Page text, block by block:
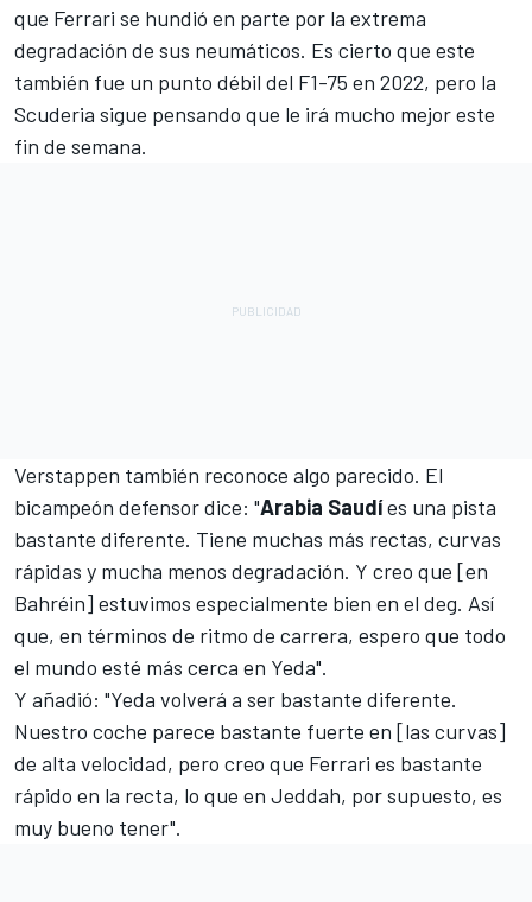
que Ferrari se hundió en parte por la extrema
degradación de sus neumáticos. Es cierto que este
también fue un punto débil del F1-75 en 2022, pero la
Scuderia sigue pensando que le irá mucho mejor este
fin de semana.
Verstappen también reconoce algo parecido. El
bicampeón defensor dice: "Arabia Saudíes una pista
bastante diferente. Tiene muchas más rectas, curvas
rápidas y mucha menos degradación. Y creo que [en
Bahréin] estuvimos especialmente bien en el deg. Así
que, en términos de ritmo de carrera, espero que todo
el mundo esté más cerca en Yeda".
Y añadió: "Yeda volverá a ser bastante diferente.
Nuestro coche parece bastante fuerte en [las curvas]
de alta velocidad, pero creo que Ferrari es bastante
rápido en la recta, lo que en Jeddah, por supuesto, es
muy bueno tener".